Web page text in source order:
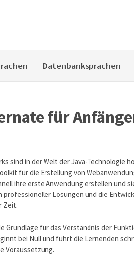
Datenbanksprachen
für
sind in der Welt der Java-Technologie
für die Erstellung von
ihre erste Anwendung erstellen und
Lösungen und die
Zeit.
Grundlage für das Verständnis der
bei Null und führt die Lernenden
Voraussetzung.